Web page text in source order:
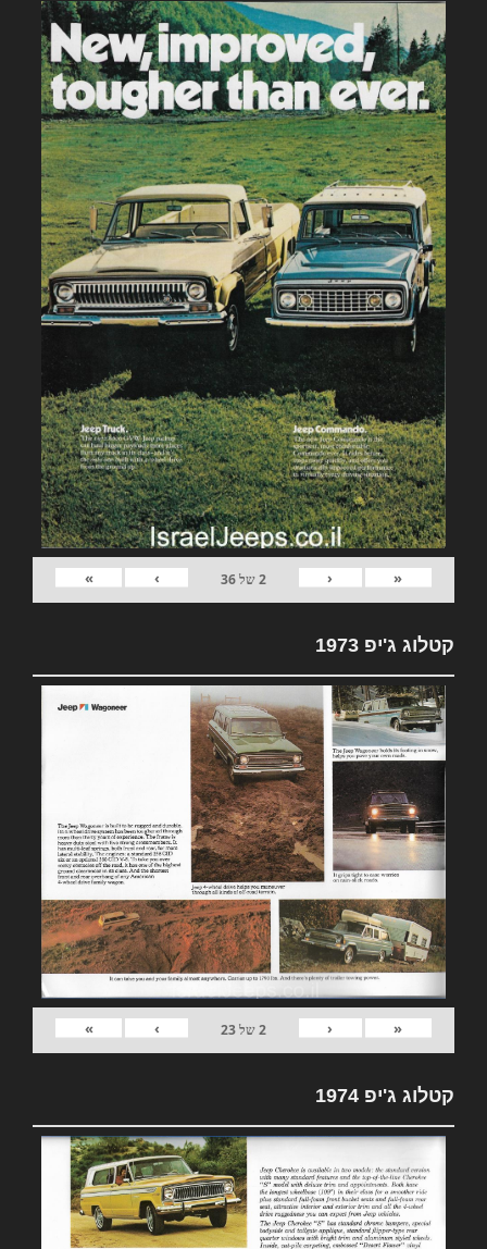
«
‹
2של36
›
»
קטלוג ג'יפ 1973
«
‹
2של23
›
»
קטלוג ג'יפ 1974